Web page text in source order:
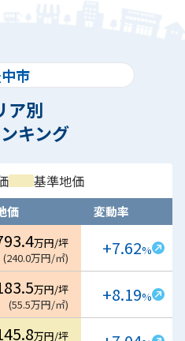
市
ア別
キング
基準地価
価 変動率
万円/坪
(240.0万円/㎡) +7.62%
万円/坪
(55.5万円/㎡) +8.19%
万円/坪